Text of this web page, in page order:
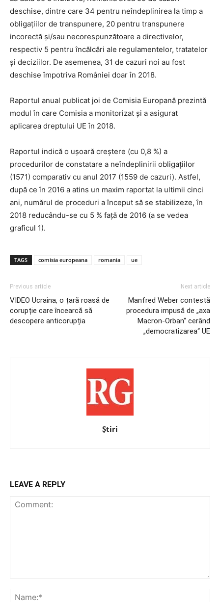
deschise, dintre care 34 pentru neîndeplinirea la timp a
obligațiilor de transpunere, 20 pentru transpunere
incorectă și/sau necorespunzătoare a directivelor,
respectiv 5 pentru încălcări ale regulamentelor, tratatelor
și deciziilor. De asemenea, 31 de cazuri noi au fost
deschise împotriva României doar în 2018.
Raportul anual publicat joi de Comisia Europană prezintă
modul în care Comisia a monitorizat și a asigurat
aplicarea dreptului UE în 2018.
Raportul indică o ușoară creștere (cu 0,8 %) a
procedurilor de constatare a neîndeplinirii obligațiilor
(1571) comparativ cu anul 2017 (1559 de cazuri). Astfel,
după ce în 2016 a atins un maxim raportat la ultimii cinci
ani, numărul de proceduri a început să se stabilizeze, în
2018 reducându-se cu 5 % față de 2016 (a se vedea
graficul 1).
TAGS comisia europeana romania ue
Previous article
VIDEO Ucraina, o țară roasă de
corupție care încearcă să
descopere anticorupția
Next article
Manfred Weber contestă
procedura impusă de „axa
Macron-Orban“ cerând
„democratizarea“ UE
Știri
LEAVE A REPLY